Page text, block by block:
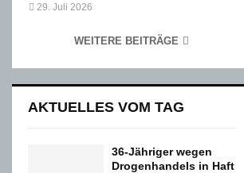
29. Juli 2026
WEITERE BEITRÄGE
AKTUELLES VOM TAG
36-Jähriger wegen
Drogenhandels in Haft